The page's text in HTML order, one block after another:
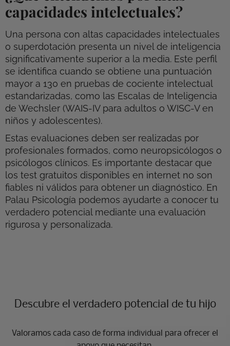
capacidades intelectuales?
Una persona con altas capacidades intelectuales
o superdotación presenta un nivel de inteligencia
significativamente superior a la media. Este perfil
se identifica cuando se obtiene una puntuación
mayor a 130 en pruebas de cociente intelectual
estandarizadas, como las Escalas de Inteligencia
de Wechsler (WAIS-IV para adultos o WISC-V en
niños y adolescentes).
Estas evaluaciones deben ser realizadas por
profesionales formados, como neuropsicólogos o
psicólogos clínicos. Es importante destacar que
los test gratuitos disponibles en internet no son
fiables ni válidos para obtener un diagnóstico. En
Palau Psicología podemos ayudarte a conocer tu
verdadero potencial mediante una evaluación
rigurosa y personalizada.
Descubre el verdadero potencial de tu hijo
Valoramos cada caso de forma individual para ofrecer el